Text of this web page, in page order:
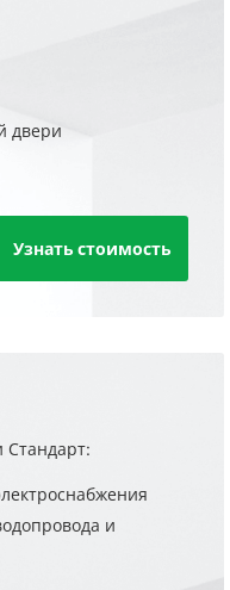
двери
Узнать стоимость
Стандарт:
и